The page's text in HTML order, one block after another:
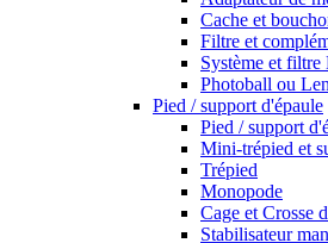
Cache et
Filtre et
Système et filtre
Photoball ou
Pied / support d'épaule
Pied / support
Mini-trépied et
Trépied
Monopode
Cage et Crosse
Stabilisateur